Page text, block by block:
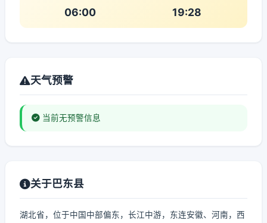
06:00 19:28
天气预警
当前无预警信息
关于巴东县
湖北省，位于中国中部偏东，长江中游，东连安徽、河南，西